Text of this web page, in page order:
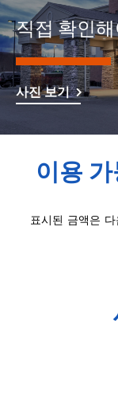
직접 확인
사진 보기
이용
표시된 금액은